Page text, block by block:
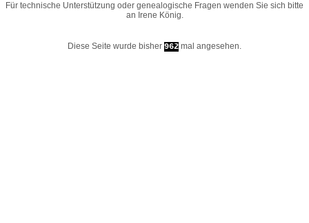
Für technische Unterstützung oder genealogische Fragen wenden Sie sich bitte
an Irene König.
Diese Seite wurde bisher 962 mal angesehen.